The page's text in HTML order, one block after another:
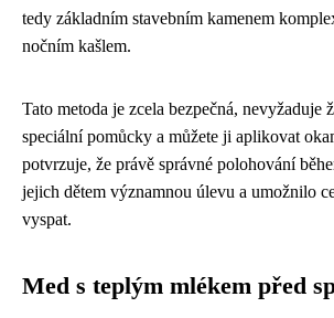
tedy základním stavebním kamenem
nočním kašlem.
Tato metoda je zcela bezpečná, nevyžaduje
speciální pomůcky a můžete ji aplikovat
potvrzuje, že právě správné polohování
jejich dětem významnou úlevu a umožnilo
vyspat.
Med s teplým mlékem před